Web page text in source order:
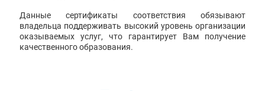
Данные сертификаты соответствия обязывают
владельца поддерживать высокий уровень организации
оказываемых услуг, что гарантирует Вам получение
качественного образования.